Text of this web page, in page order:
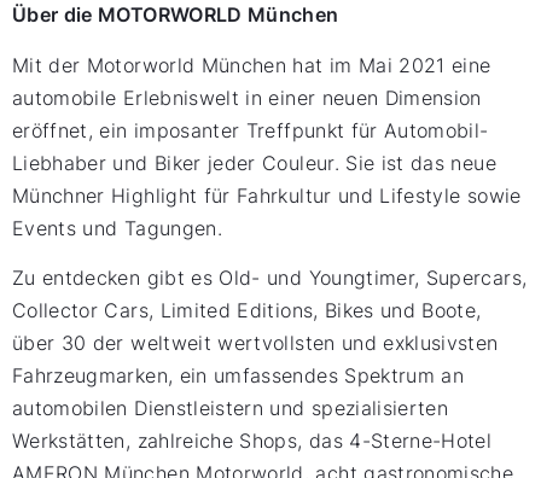
Über die MOTORWORLD München
Mit der Motorworld München hat im Mai 2021 eine
automobile Erlebniswelt in einer neuen Dimension
eröffnet, ein imposanter Treffpunkt für Automobil-
Liebhaber und Biker jeder Couleur. Sie ist das neue
Münchner Highlight für Fahrkultur und Lifestyle sowie
Events und Tagungen.
Zu entdecken gibt es Old- und Youngtimer, Supercars,
Collector Cars, Limited Editions, Bikes und Boote,
über 30 der weltweit wertvollsten und exklusivsten
Fahrzeugmarken, ein umfassendes Spektrum an
automobilen Dienstleistern und spezialisierten
Werkstätten, zahlreiche Shops, das 4-Sterne-Hotel
AMERON München Motorworld, acht gastronomische